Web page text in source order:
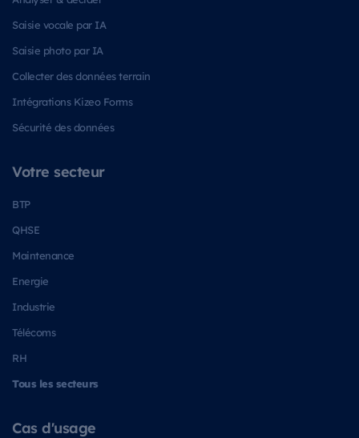
Saisie vocale par IA
Saisie photo par IA
Collecter des données terrain
Intégrations Kizeo Forms
Sécurité des données
Votre secteur
BTP
QHSE
Maintenance
Energie
Industrie
Télécoms
RH
Tous les secteurs
Cas d'usage